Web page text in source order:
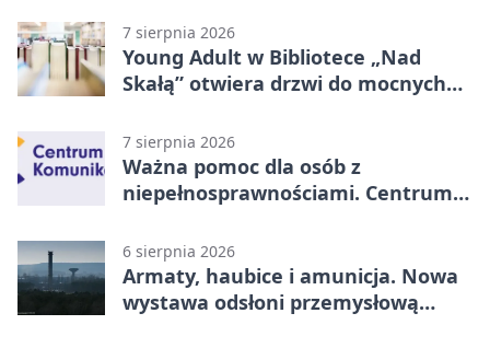
7 sierpnia 2026
Young Adult w Bibliotece „Nad
Skałą” otwiera drzwi do mocnych
7 sierpnia 2026
Ważna pomoc dla osób z
niepełnosprawnościami. Centrum
6 sierpnia 2026
Armaty, haubice i amunicja. Nowa
wystawa odsłoni przemysłową